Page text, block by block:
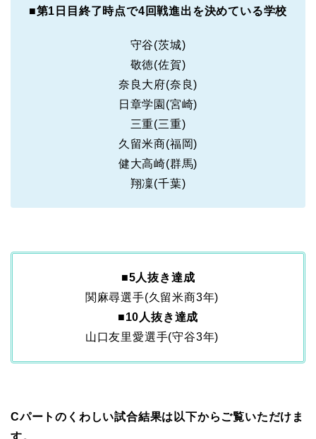
■第1日目終了時点で4回戦進出を決めている学校
守谷(茨城)
敬徳(佐賀)
奈良大府(奈良)
日章学園(宮崎)
三重(三重)
久留米商(福岡)
健大高崎(群馬)
翔凜(千葉)
■5人抜き達成
関麻尋選手(久留米商3年)
■10人抜き達成
山口友里愛選手(守谷3年)
Cパートのくわしい試合結果は以下からご覧いただけま
す。